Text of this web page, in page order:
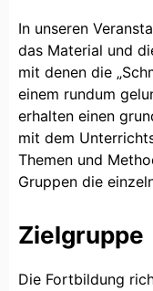
In unseren
das Material und
mit denen die
einem rundum
erhalten einen
mit dem
Themen und
Gruppen die
Zielgruppe
Die Fortbildung